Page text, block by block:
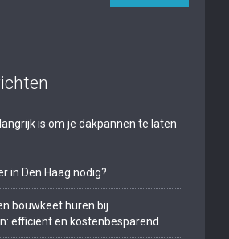
is om je dakpannen te laten
in Den Haag nodig?
bouwkeet huren bij
efficiënt en kostenbesparend